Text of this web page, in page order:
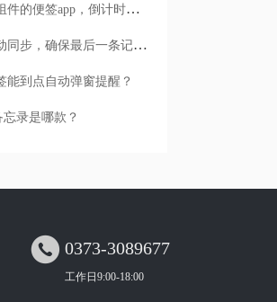
有没有支持农历提醒桌面小组件的便签app，倒计时一目了然
哪款记录软件支持卸载前自动同步，确保最后一条记录不丢失？
能到点自动弹窗提醒？
录是哪款？
 0373-3089677
工作日9:00-18:00